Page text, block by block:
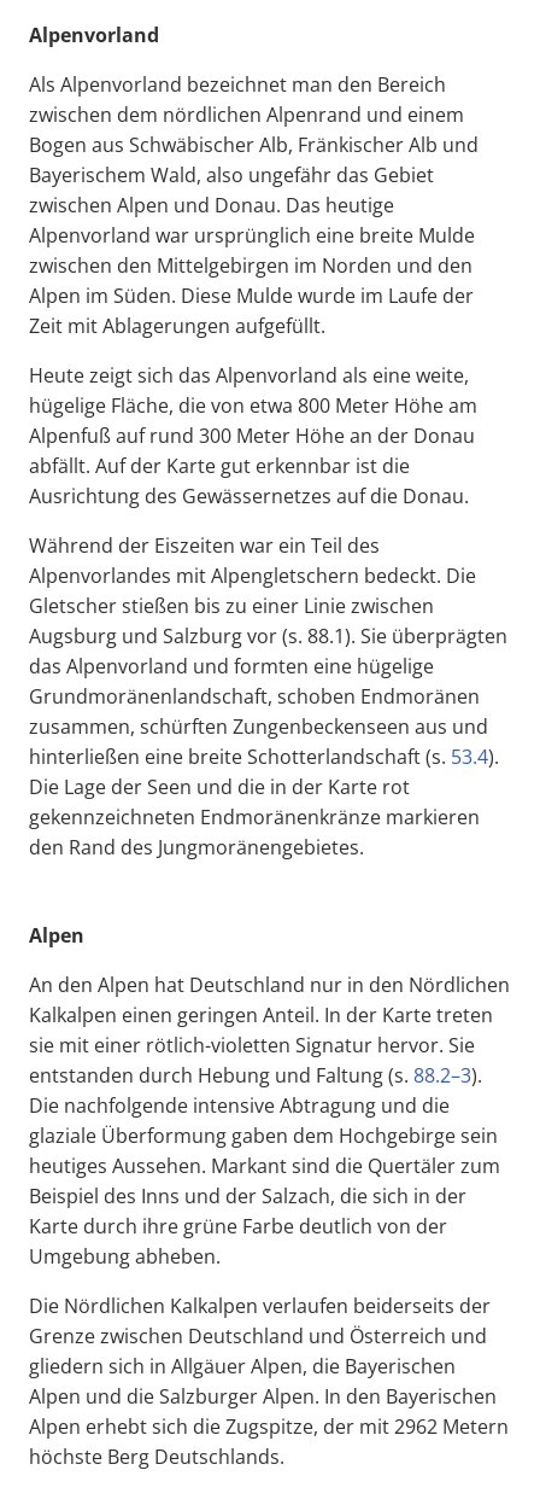
Alpenvorland
Als Alpenvorland bezeichnet man den Bereich
zwischen dem nördlichen Alpenrand und einem
Bogen aus Schwäbischer Alb, Fränkischer Alb und
Bayerischem Wald, also ungefähr das Gebiet
zwischen Alpen und Donau. Das heutige
Alpenvorland war ursprünglich eine breite Mulde
zwischen den Mittelgebirgen im Norden und den
Alpen im Süden. Diese Mulde wurde im Laufe der
Zeit mit Ablagerungen aufgefüllt.
Heute zeigt sich das Alpenvorland als eine weite,
hügelige Fläche, die von etwa 800 Meter Höhe am
Alpenfuß auf rund 300 Meter Höhe an der Donau
abfällt. Auf der Karte gut erkennbar ist die
Ausrichtung des Gewässernetzes auf die Donau.
Während der Eiszeiten war ein Teil des
Alpenvorlandes mit Alpengletschern bedeckt. Die
Gletscher stießen bis zu einer Linie zwischen
Augsburg und Salzburg vor (s. 88.1). Sie überprägten
das Alpenvorland und formten eine hügelige
Grundmoränenlandschaft, schoben Endmoränen
zusammen, schürften Zungenbeckenseen aus und
hinterließen eine breite Schotterlandschaft (s. 53.4).
Die Lage der Seen und die in der Karte rot
gekennzeichneten Endmoränenkränze markieren
den Rand des Jungmoränengebietes.
Alpen
An den Alpen hat Deutschland nur in den Nördlichen
Kalkalpen einen geringen Anteil. In der Karte treten
sie mit einer rötlich-violetten Signatur hervor. Sie
entstanden durch Hebung und Faltung (s. 88.2–3).
Die nachfolgende intensive Abtragung und die
glaziale Überformung gaben dem Hochgebirge sein
heutiges Aussehen. Markant sind die Quertäler zum
Beispiel des Inns und der Salzach, die sich in der
Karte durch ihre grüne Farbe deutlich von der
Umgebung abheben.
Die Nördlichen Kalkalpen verlaufen beiderseits der
Grenze zwischen Deutschland und Österreich und
gliedern sich in Allgäuer Alpen, die Bayerischen
Alpen und die Salzburger Alpen. In den Bayerischen
Alpen erhebt sich die Zugspitze, der mit 2962 Metern
höchste Berg Deutschlands.